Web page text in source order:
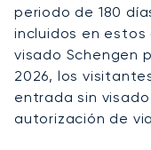
periodo de 180
incluidos en
visado Schengen
2026, los
entrada sin
autorización de